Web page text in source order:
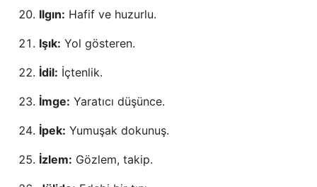
Ilgın: Hafif ve huzurlu.
Işık: Yol gösteren.
İdil: İçtenlik.
İmge: Yaratıcı düşünce.
İpek: Yumuşak dokunuş.
İzlem: Gözlem, takip.